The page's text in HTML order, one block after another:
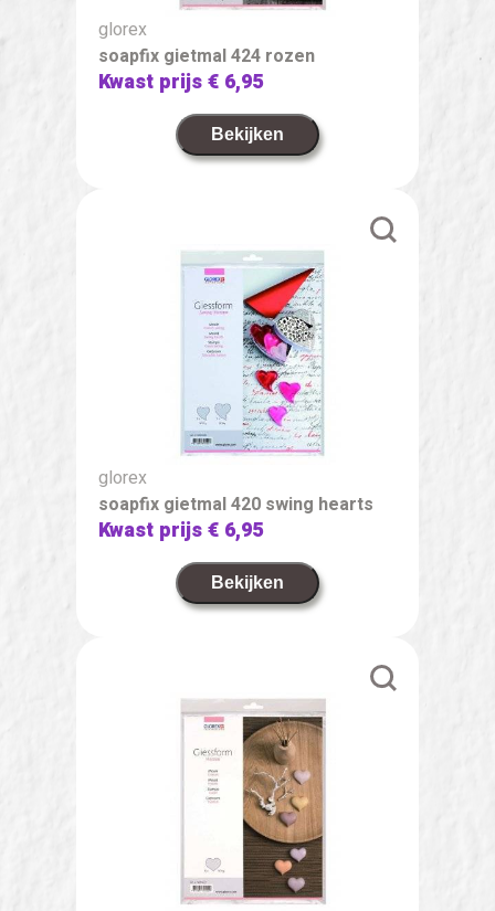
glorex
soapfix gietmal 424 rozen
Kwast prijs€ 6,95
Bekijken
glorex
soapfix gietmal 420 swing hearts
Kwast prijs€ 6,95
Bekijken